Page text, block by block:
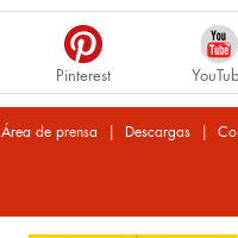
Pinterest
Área de prensa | Descargas|